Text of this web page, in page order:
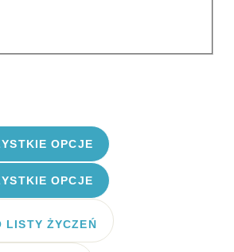
OPCJE
OPCJE
LISTY ŻYCZEŃ